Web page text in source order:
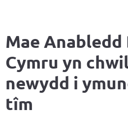
Mae Anabledd
Cymru yn
newydd i
tîm